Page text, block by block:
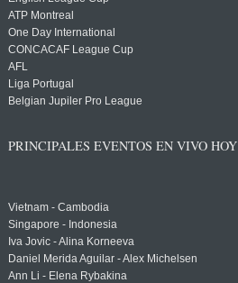
ATP Montreal
One Day International
CONCACAF League Cup
AFL
Liga Portugal
Belgian Jupiler Pro League
PRINCIPALES EVENTOS EN VIVO HOY
Vietnam - Cambodia
Singapore - Indonesia
Iva Jovic - Alina Korneeva
Daniel Merida Aguilar - Alex Michelsen
Ann Li - Elena Rybakina